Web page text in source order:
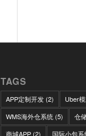
TAGS
APP定制开发(2) Uber
WMS海外仓系统 (5) 仓
商城APP(2) 国际小包系